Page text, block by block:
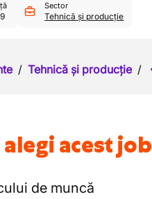
Sector
Tehnică și producție
/ Tehnică și producție /
acest job
de muncă